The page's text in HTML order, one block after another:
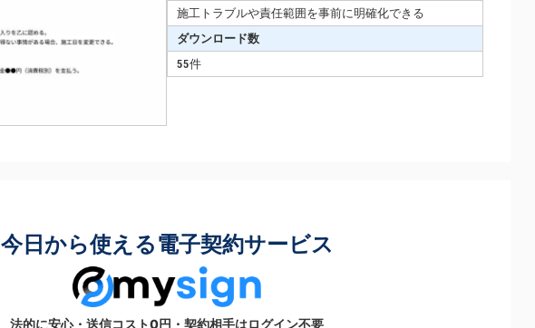
施工トラブルや責任範囲を事前に明確化できる
ダウンロード数
55件
今日から使える電子契約サービス
法的に安心・送信コスト0円・契約相手はログイン不要